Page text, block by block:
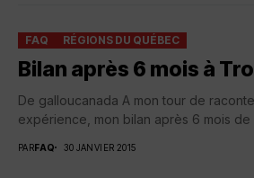
FAQ RÉGIONS DU QUÉBEC
Bilan après 6 mois à
De galloucanada A mon tour de
expérience, mon bilan après 6 mois
PARFAQ 30 JANVIER 2015